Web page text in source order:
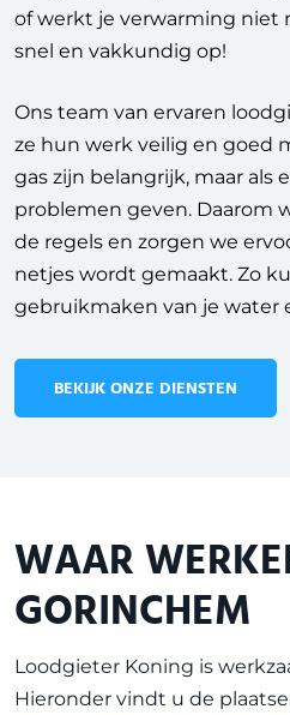
of werkt je verwarming niet
snel en vakkundig op!
Ons team van ervaren
ze hun werk veilig en goed
gas zijn belangrijk, maar als
problemen geven. Daarom
de regels en zorgen we
netjes wordt gemaakt. Zo
gebruikmaken van je water
BEKIJK ONZE DIENSTEN
WAAR
GORINCHEM
Loodgieter Koning is
Hieronder vindt u de